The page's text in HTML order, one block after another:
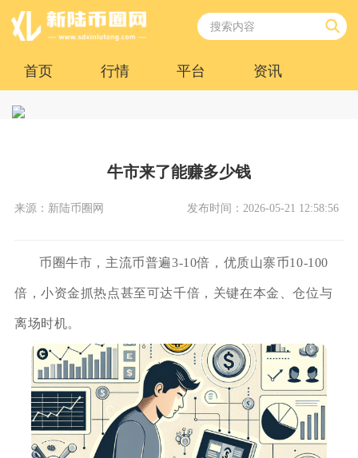
首页 行情 平台 资讯
牛市来了能赚多少钱
来源：新陆币圈网 发布时间：2026-05-21 12:58:56
币圈牛市，主流币普遍3-10倍，优质山寨币10-100
倍，小资金抓热点甚至可达千倍，关键在本金、仓位与
离场时机。